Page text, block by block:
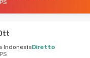
IndonesiaDiretto